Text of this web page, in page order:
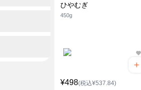
ひやむぎ
450g
¥498(税込¥537.84)